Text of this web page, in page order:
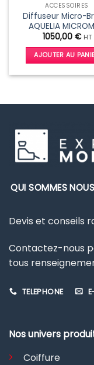
ACCESSOIRES
Diffuseur Micro-
AQUELIA
1050,00 € HT
AJOUTER AU
QUI SOMMES
Devis et conseils
Contactez-nous
tous
TELEPHONE
Nos univers
Coiffure